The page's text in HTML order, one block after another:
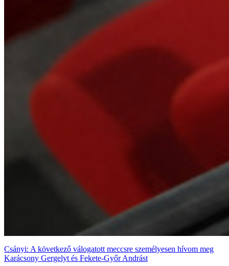
Csányi: A következő válogatott meccsre személyesen hívom meg
Karácsony Gergelyt és Fekete-Győr Andrást